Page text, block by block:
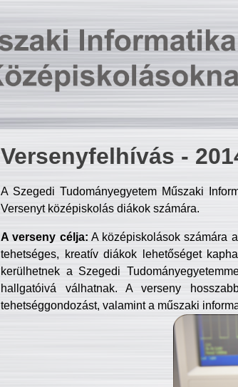
Versenyfelhívás -
A Szegedi Tudományegyetem Műszaki
Versenyt középiskolás diákok számára.
A verseny célja: A középiskolások számára
tehetséges, kreatív diákok lehetőséget
kerülhetnek a Szegedi
hallgatóivá válhatnak. A verseny
tehetséggondozást, valamint a műszaki